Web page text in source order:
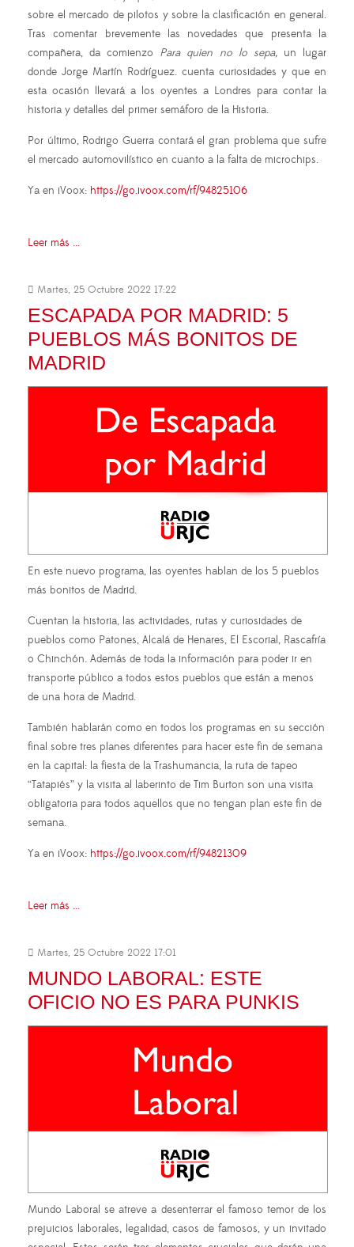
sobre el mercado de pilotos y sobre la clasificación en general.
Tras comentar brevemente las novedades que presenta la
compañera, da comienzo Para quien no lo sepa,un lugar
donde Jorge Martín Rodríguez. cuenta curiosidades y que en
esta ocasión llevará a los oyentes a Londres para contar la
historia y detalles del primer semáforo de la Historia.
Por último, Rodrigo Guerra contará el gran problema que sufre
el mercado automovilístico en cuanto a la falta de microchips.
Ya en iVoox: https://go.ivoox.com/rf/94825106
Leer más ...
Martes, 25 Octubre 2022 17:22
ESCAPADA POR MADRID: 5
PUEBLOS MÁS BONITOS DE
MADRID
En este nuevo programa, las oyentes hablan de los 5 pueblos
más bonitos de Madrid.
Cuentan la historia, las actividades, rutas y curiosidades de
pueblos como Patones, Alcalá de Henares, El Escorial, Rascafría
o Chinchón. Además de toda la información para poder ir en
transporte público a todos estos pueblos que están a menos
de una hora de Madrid.
También hablarán como en todos los programas en su sección
final sobre tres planes diferentes para hacer este fin de semana
en la capital: la fiesta de la Trashumancia, la ruta de tapeo
“Tatapiés” y la visita al laberinto de Tim Burton son una visita
obligatoria para todos aquellos que no tengan plan este fin de
semana.
Ya en iVoox: https://go.ivoox.com/rf/94821309
Leer más ...
Martes, 25 Octubre 2022 17:01
MUNDO LABORAL: ESTE
OFICIO NO ES PARA PUNKIS
Mundo Laboral se atreve a desenterrar el famoso temor de los
prejuicios laborales, legalidad, casos de famosos, y un invitado